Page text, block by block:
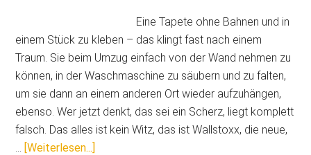
Eine Tapete ohne Bahnen und in
einem Stück zu kleben – das klingt fast nach einem
Traum. Sie beim Umzug einfach von der Wand nehmen zu
können, in der Waschmaschine zu säubern und zu falten,
um sie dann an einem anderen Ort wieder aufzuhängen,
ebenso. Wer jetzt denkt, das sei ein Scherz, liegt komplett
falsch. Das alles ist kein Witz, das ist Wallstoxx, die neue,
… [Weiterlesen...]